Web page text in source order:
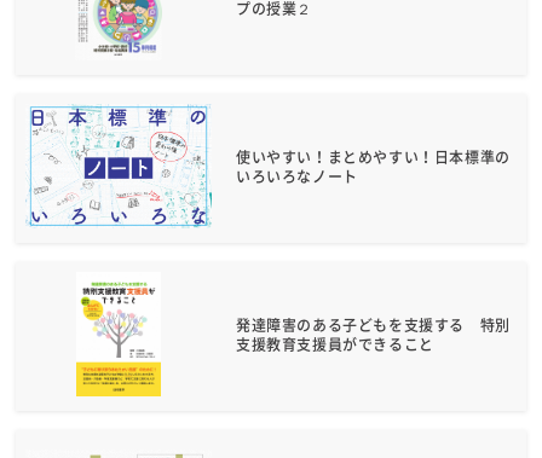
プの授業２
使いやすい！まとめやすい！日本標準の
いろいろなノート
発達障害のある子どもを支援する 特別
支援教育支援員ができること